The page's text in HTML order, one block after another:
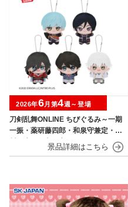
刀剣乱舞ONLINE ちびぐるみ～一期
一振・薬研藤四郎・和泉守兼定・堀
川国広・鶴丸国永～
2026年6月第4週～登場